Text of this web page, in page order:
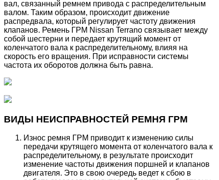
вал, связанный ремнем привода с распределительным
валом. Таким образом, происходит движение
распредвала, который регулирует частоту движения
клапанов. Ремень ГРМ Nissan Terrano связывает между
собой шестерни и передает крутящий момент от
коленчатого вала к распределительному, влияя на
скорость его вращения. При исправности системы
частота их оборотов должна быть равна.
ВИДЫ НЕИСПРАВНОСТЕЙ РЕМНЯ ГРМ
Износ ремня ГРМ приводит к изменению силы
передачи крутящего момента от коленчатого вала к
распределительному, в результате происходит
изменение частоты движения поршней и клапанов
двигателя. Это в свою очередь ведет к сбою в